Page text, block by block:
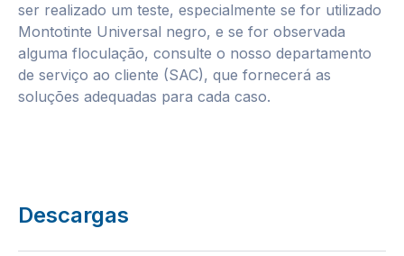
ser realizado um teste, especialmente se for utilizado
Montotinte Universal negro, e se for observada
alguma floculação, consulte o nosso departamento
de serviço ao cliente (SAC), que fornecerá as
soluções adequadas para cada caso.
Descargas